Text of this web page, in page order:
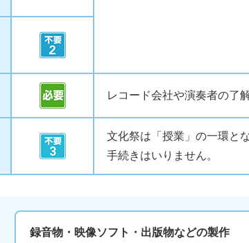
レコード会社や演奏者の了
文化祭は「授業」の一環と
手続きはいりません。
録音物・映像ソフト・出版物などの製作